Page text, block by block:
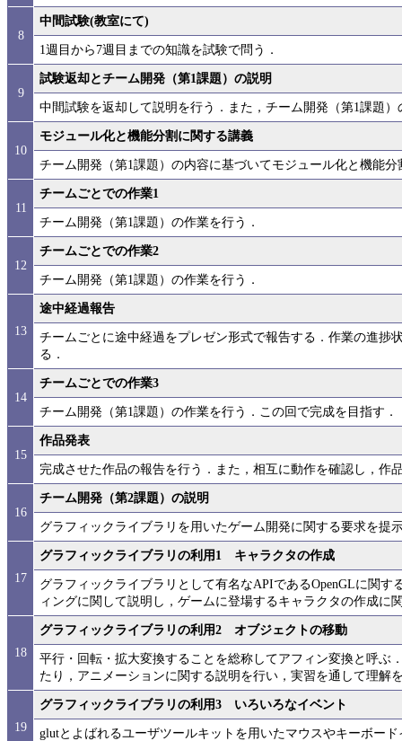
8
中間試験(教室にて)
1週目から7週目までの知識を試験で問う．
9
試験返却とチーム開発（第1課題）の説明
中間試験を返却して説明を行う．また，チーム開発（第1課題
10
モジュール化と機能分割に関する講義
チーム開発（第1課題）の内容に基づいてモジュール化と機能
11
チームごとでの作業1
チーム開発（第1課題）の作業を行う．
12
チームごとでの作業2
チーム開発（第1課題）の作業を行う．
13
途中経過報告
チームごとに途中経過をプレゼン形式で報告する．作業の進捗
る．
14
チームごとでの作業3
チーム開発（第1課題）の作業を行う．この回で完成を目指す．
15
作品発表
完成させた作品の報告を行う．また，相互に動作を確認し，作
16
チーム開発（第2課題）の説明
グラフィックライブラリを用いたゲーム開発に関する要求を提
17
グラフィックライブラリの利用1 キャラクタの作成
グラフィックライブラリとして有名なAPIであるOpenGLに関
ィングに関して説明し，ゲームに登場するキャラクタの作成に
18
グラフィックライブラリの利用2 オブジェクトの移動
平行・回転・拡大変換することを総称してアフィン変換と呼ぶ
たり，アニメーションに関する説明を行い，実習を通して理解
19
グラフィックライブラリの利用3 いろいろなイベント
glutとよばれるユーザツールキットを用いたマウスやキーボー